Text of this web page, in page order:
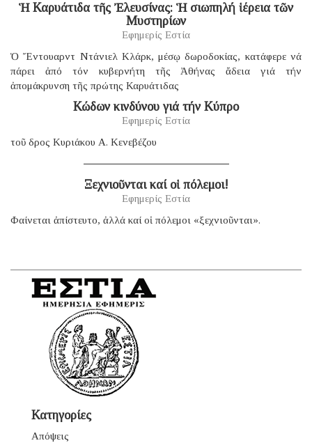
Ἡ Καρυάτιδα τῆς Ἐλευσίνας: Ἡ σιωπηλή ἱέρεια τῶν
Μυστηρίων
Εφημερίς Εστία
Ὁ Ἔντουαρντ Ντάνιελ Κλάρκ, μέσῳ δωροδοκίας, κατάφερε νά
πάρει ἀπό τόν κυβερνήτη τῆς Ἀθήνας ἄδεια γιά τήν
ἀπομάκρυνση τῆς πρώτης Καρυάτιδας
Κώδων κινδύνου γιά τήν Κύπρο
Εφημερίς Εστία
τοῦ δρος Κυριάκου Α. Κενεβέζου
Ξεχνιοῦνται καί οἱ πόλεμοι!
Εφημερίς Εστία
Φαίνεται ἀπίστευτο, ἀλλά καί οἱ πόλεμοι «ξεχνιοῦνται».
Κατηγορίες
Απόψεις